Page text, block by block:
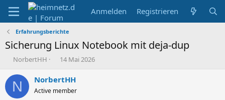
Anmelden Registrieren
Erfahrungsberichte
Sicherung Linux Notebook mit deja-dup
E
s
t
NorbertHH
E
s
e
14 Mai 2026
N NorbertHH
Active member